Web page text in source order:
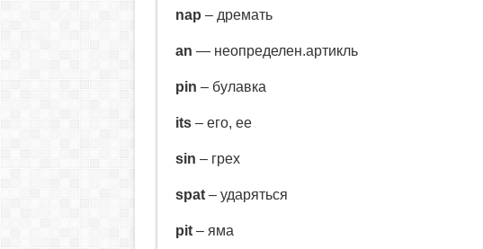
nap – дремать
an — неопределен.артикль
pin – булавка
its– его, ее
sin – грех
spat– ударяться
pit– яма